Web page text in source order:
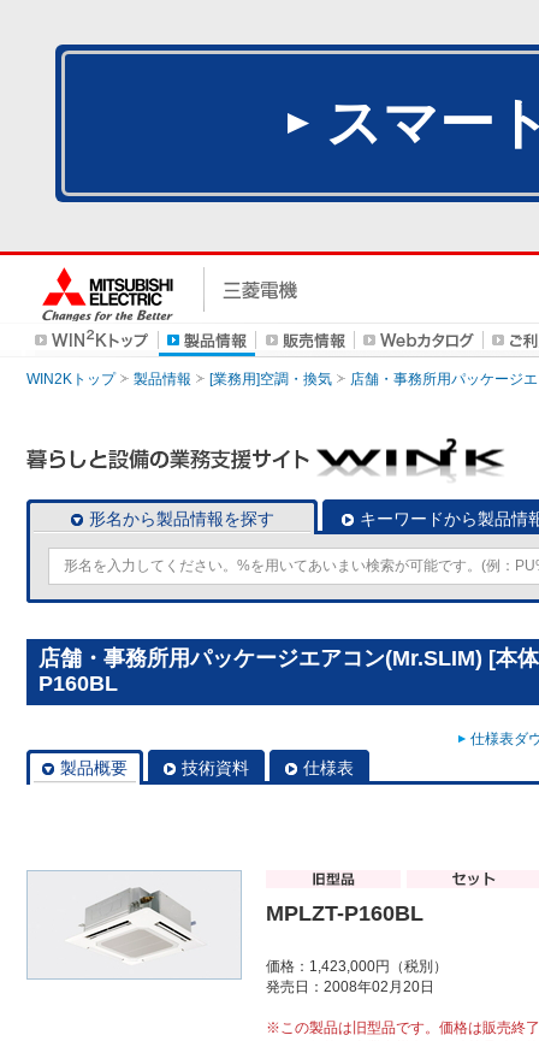
スマー
WIN2Kトップ 製品情報 [業務用]空調・換気 店舗・事務所用パッケージ
形名から製品情報を探す キーワードから製品情
店舗・事務所用パッケージエアコン(Mr.SLIM) [本
P160BL
仕様表ダ
製品概要 技術資料 仕様表
MPLZT-P160BL
価格：1,423,000円（税別）
発売日：2008年02月20日
※この製品は旧型品です。価格は販売終